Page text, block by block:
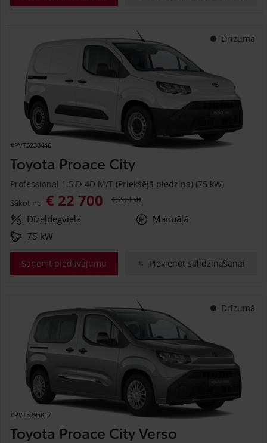
Drīzumā
#PVT3238446
Toyota Proace City
Professional 1.5 D-4D M/T (Priekšējā piedziņa) (75 kW)
Sākot no € 22 700 € 25 150
Dīzeļdegviela
Manuālā
75 kW
Saņemt piedāvājumu Pievienot salīdzināšanai
Drīzumā
#PVT3295817
Toyota Proace City Verso